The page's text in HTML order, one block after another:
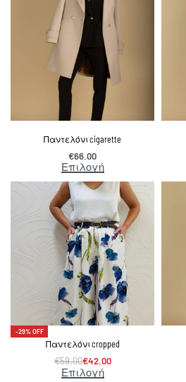
Παντελόνι cigarette
€66.00
Επιλογή
-29% OFF
Παντελόνι cropped
€59.00€42.00
Επιλογή